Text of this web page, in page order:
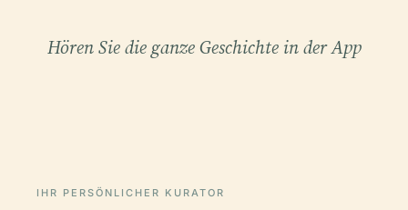
Hören Sie die ganze Geschichte in der App
IHR PERSÖNLICHER KURATOR